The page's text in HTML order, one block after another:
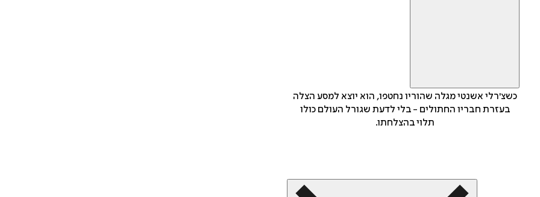
כשצ'רלי אשנטי מגלה שהוריו נחטפו, הוא יוצא למסע הצלה
בעזרת חבריו החתולים - בלי לדעת שגורל העולם כולו
תלוי בהצלחתו.